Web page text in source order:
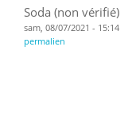
Soda (non vérifié)
sam, 08/07/2021 - 15:14
permalien